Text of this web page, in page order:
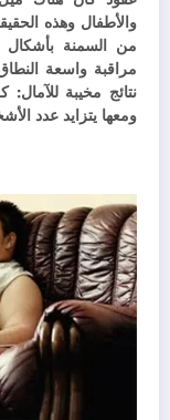
والأطفال وهذه
من السمنة بأشكال
مراقبة واسعة
نتائج مخيبة
ومعها يتزايد عدد